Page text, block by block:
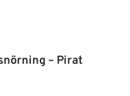
– Pirat